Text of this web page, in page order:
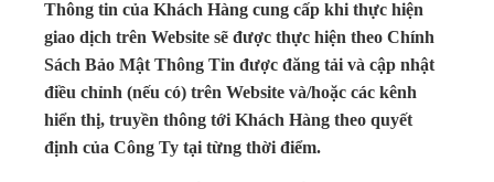
Thông tin của Khách Hàng cung cấp khi thực hiện
giao dịch trên Website sẽ được thực hiện theo Chính
Sách Bảo Mật Thông Tin được đăng tải và cập nhật
điều chỉnh (nếu có) trên Website và/hoặc các kênh
hiển thị, truyền thông tới Khách Hàng theo quyết
định của Công Ty tại từng thời điểm.